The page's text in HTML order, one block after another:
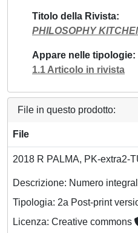
Titolo della Rivista
PHILOSOPHY
Appare nelle tipologie
1.1 Articolo in rivista
File in questo prodotto:
File
2018 R PALMA, PK-extra2-
Descrizione: Numero
Tipologia: 2a Post-print
Licenza: Creative commons